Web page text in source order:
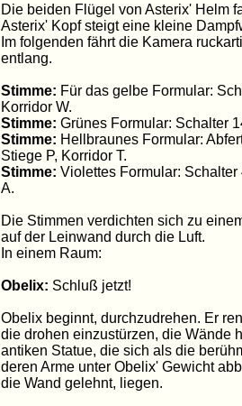
Die beiden Flügel von Asterix' Helm
Asterix' Kopf steigt eine kleine
Im folgenden fährt die Kamera
entlang.
Stimme: Für das gelbe Formular:
Korridor W.
Stimme: Grünes Formular: Schalter
Stimme: Hellbraunes Formular:
Stiege P, Korridor T.
Stimme: Violettes Formular:
A.
Die Stimmen verdichten sich zu
auf der Leinwand durch die Luft.
In einem Raum:
Obelix: Schluß jetzt!
Obelix beginnt, durchzudrehen. Er
die drohen einzustürzen, die Wände
antiken Statue, die sich als die
deren Arme unter Obelix' Gewicht
die Wand gelehnt, liegen.